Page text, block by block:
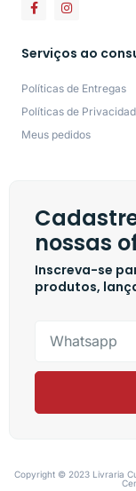
Serviços ao
Políticas de Entregas
Políticas de
Meus pedidos
nossas
Inscreva-se
produtos,
Copyright © 2023 Livraria